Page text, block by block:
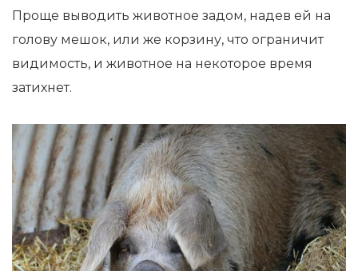
Проще выводить животное задом, надев ей на
голову мешок, или же корзину, что ограничит
видимость, и животное на некоторое время
затихнет.